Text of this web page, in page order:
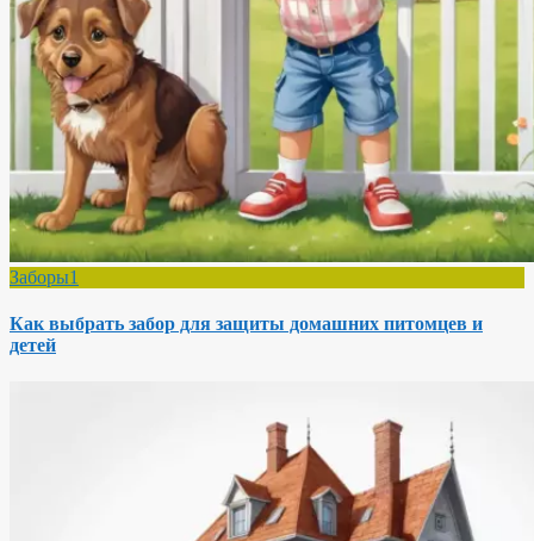
Заборы1
Как выбрать забор для защиты домашних питомцев и
детей